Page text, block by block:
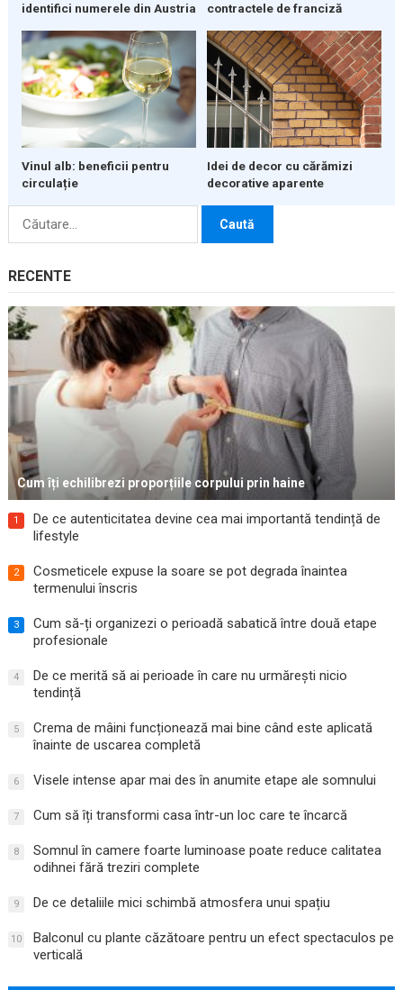
identifici numerele din Austria
contractele de franciză
Vinul alb: beneficii pentru
circulație
Idei de decor cu cărămizi
decorative aparente
Caută
RECENTE
Cum îți echilibrezi proporțiile corpului prin haine
1
De ce autenticitatea devine cea mai importantă tendință de
lifestyle
2
Cosmeticele expuse la soare se pot degrada înaintea
termenului înscris
3
Cum să-ți organizezi o perioadă sabatică între două etape
profesionale
4
De ce merită să ai perioade în care nu urmărești nicio
tendință
5
Crema de mâini funcționează mai bine când este aplicată
înainte de uscarea completă
6 Visele intense apar mai des în anumite etape ale somnului
7 Cum să îți transformi casa într-un loc care te încarcă
8
Somnul în camere foarte luminoase poate reduce calitatea
odihnei fără treziri complete
9 De ce detaliile mici schimbă atmosfera unui spațiu
10
Balconul cu plante căzătoare pentru un efect spectaculos pe
verticală